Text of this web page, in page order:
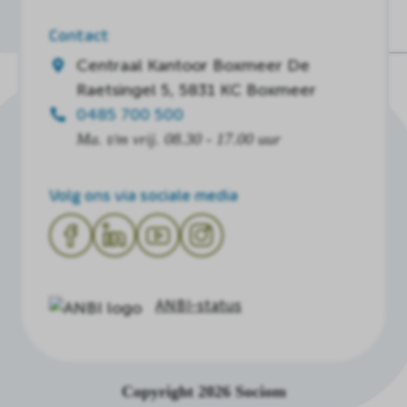
Contact
Centraal Kantoor Boxmeer De
Raetsingel 5, 5831 KC Boxmeer
0485 700 500
Ma. t/m vrij. 08.30 - 17.00 uur
Volg ons via sociale media
ANBI-status
Copyright 2026 Sociom